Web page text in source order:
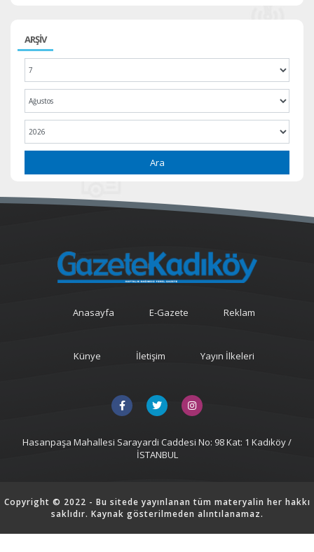
ARŞİV
Ara
Anasayfa E-Gazete Reklam
Künye İletişim Yayın İlkeleri
Hasanpaşa Mahallesi Sarayardi Caddesi No: 98 Kat: 1 Kadıköy /
İSTANBUL
Copyright © 2022 - Bu sitede yayınlanan tüm materyalin her hakkı
saklıdır. Kaynak gösterilmeden alıntılanamaz.